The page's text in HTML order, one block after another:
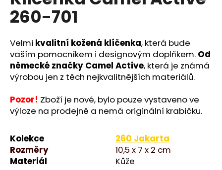
0,0
z
hvězdiček.
260-701
Velmi kvalitní kožená klíčenka, která bude
vaším pomocníkem i designovým doplňkem. Od
německé značky Camel Active, která je známá
výrobou jen z těch nejkvalitnějších materiálů.
Pozor! Zboží je nové, bylo pouze vystaveno ve
výloze na prodejně a nemá originální krabičku.
Kolekce
260 Jakarta
Rozměry
10,5 x 7 x 2 cm
Materiál
Kůže
a
j
í
t
?
HLEDAT
D